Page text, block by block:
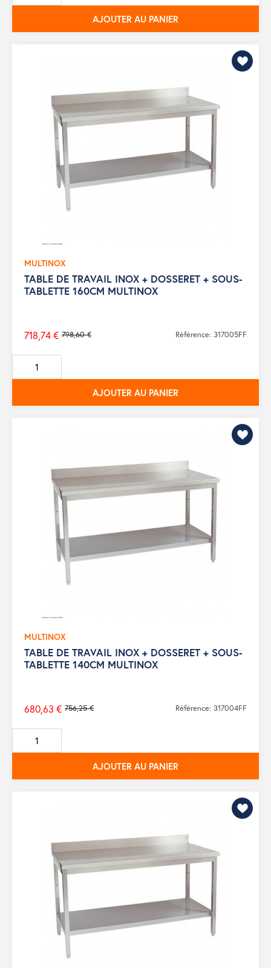
AJOUTER AU PANIER
MULTINOX
TABLE DE TRAVAIL INOX + DOSSERET + SOUS-
TABLETTE 160CM MULTINOX
Prix
de
base
798,60 €
718,74 € Référence: 317005FF
AJOUTER AU PANIER
MULTINOX
TABLE DE TRAVAIL INOX + DOSSERET + SOUS-
TABLETTE 140CM MULTINOX
Prix
de
base
756,25 €
680,63 € Référence: 317004FF
AJOUTER AU PANIER